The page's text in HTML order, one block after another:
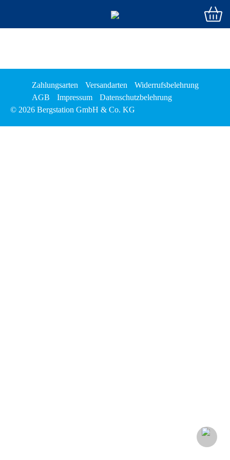
Zahlungsarten Versandarten
Widerrufsbelehrung
AGB
Impressum
Datenschutzbelehrung
© 2026 Bergstation GmbH & Co. KG